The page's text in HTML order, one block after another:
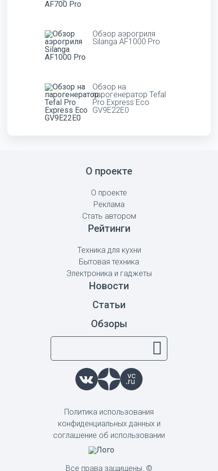
Обзор аэрогриля
Silanga AF1000 Pro
Обзор на
парогенератор Tefal
Pro Express Eco
GV9E22E0
Все права защищены. ©
О проекте
О проекте
Реклама
Стать автором
Рейтинги
Техника для кухни
Бытовая техника
Электроника и гаджеты
Новости
Статьи
Обзоры
Политика использования
конфиденциальных данных и
соглашение об использовании